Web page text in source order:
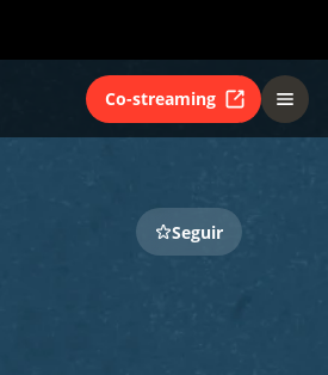
Co-streaming
Seguir